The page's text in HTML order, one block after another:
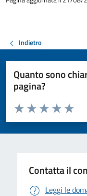
Indietro
Quanto sono
pagina?
Valuta da 1 a 5 stelle la
Valuta
Valuta 4
Valuta 3 stelle
Valuta 2 stelle su 5
Valuta 1 stelle su 5
Contatta il
Leggi le